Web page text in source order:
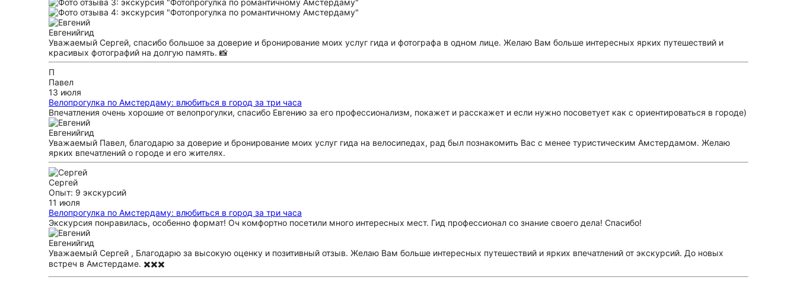
Евгенийгид
Уважаемый Сергей, спасибо большое за доверие и бронирование моих услуг гида и фотографа в одном лице. Желаю Вам больше интересных ярких путешествий и
красивых фотографий на долгую память. 📸
П
Павел
13 июля
Велопрогулка по Амстердаму: влюбиться в город за три часа
Впечатления очень хорошие от велопрогулки, спасибо Евгению за его профессионализм, покажет и расскажет и если нужно посоветует как с ориентироваться в городе)
Евгенийгид
Уважаемый Павел, благодарю за доверие и бронирование моих услуг гида на велосипедах, рад был познакомить Вас с менее туристическим Амстердамом. Желаю
ярких впечатлений о городе и его жителях.
Сергей
Опыт: 9 экскурсий
11 июля
Велопрогулка по Амстердаму: влюбиться в город за три часа
Экскурсия понравилась, особенно формат! Оч комфортно посетили много интересных мест. Гид профессионал со знание своего дела! Спасибо!
Евгенийгид
Уважаемый Сергей , Благодарю за высокую оценку и позитивный отзыв. Желаю Вам больше интересных путешествий и ярких впечатлений от экскурсий. До новых
встреч в Амстердаме. ✖️✖️✖️